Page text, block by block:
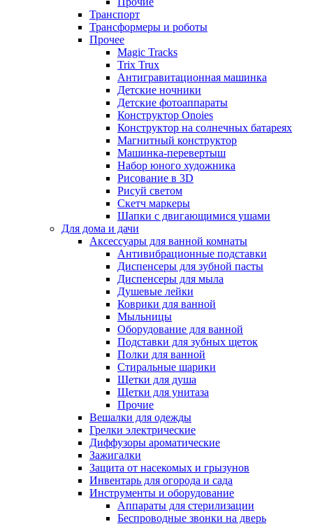
Транспорт
Трансформеры и роботы
Прочее
Magic Tracks
Trix Trux
Антигравитационная машинка
Детские ночники
Детские фотоаппараты
Конструктор Onoies
Конструктор на солнечных батареях
Магнитный конструктор
Машинка-перевертыш
Набор юного художника
Рисование в 3D
Рисуй светом
Скетч маркеры
Шапки с двигающимися ушами
Для дома и дачи
Аксессуары для ванной комнаты
Антивибрационные подставки
Диспенсеры для зубной пасты
Диспенсеры для мыла
Душевые лейки
Коврики для ванной
Мыльницы
Оборудование для ванной
Подставки для зубных щеток
Полки для ванной
Стиральные шарики
Щетки для душа
Щетки для унитаза
Прочие
Вешалки для одежды
Грелки электрические
Диффузоры ароматические
Зажигалки
Защита от насекомых и грызунов
Инвентарь для огорода и сада
Инструменты и оборудование
Аппараты для стерилизации
Беспроводные звонки на дверь